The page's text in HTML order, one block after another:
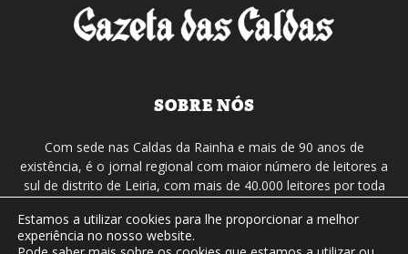
SOBRE NÓS
Com sede nas Caldas da Rainha e mais de 90 anos de
existência, é o jornal regional com maior número de leitores a
sul de distrito de Leiria, com mais de 40.000 leitores por toda
Continental e assinatura online.
Estamos a utilizar cookies para lhe proporcionar a melhor
experiência no nosso website.